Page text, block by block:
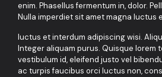
enim. Phasellus fermentum in, dolor.
Nulla imperdiet sit amet magna luctus
luctus et interdum adipiscing wisi.
Integer aliquam purus. Quisque lorem
vestibulum id, eleifend justo vel
ac turpis faucibus orci luctus non,